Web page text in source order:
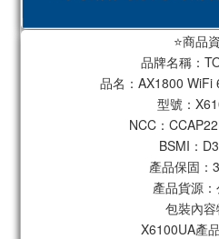
⭐️商品
品牌名稱：
品名：AX1800 WiFi
型號：
NCC：
BSMI：
產品保固：
產品貨源
包裝內容
X6100UA產